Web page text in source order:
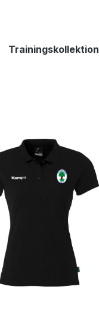
Trainingskollektion